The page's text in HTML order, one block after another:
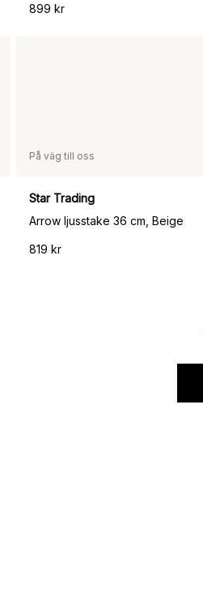
899 kr
På väg till oss
Star Trading
Arrow ljusstake 36 cm, Beige
819 kr